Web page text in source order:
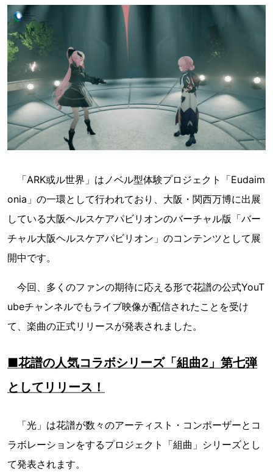
「ARK或ル世界」はノベル型体験プロジェクト「Eudaim
onia」の一環として行われており、大阪・関西万博に出展
している大阪ヘルスケアパビリオンのバーチャル版「バー
チャル大阪ヘルスケアパビリオン」のコンテンツとして展
開中です。
今回、多くのファンの期待に応える形で花譜の公式YouT
ubeチャンネルでもライブ映像が配信されたことを受け
て、楽曲の正式リリースが発表されました。
■花譜の人気コラボシリーズ「組曲2」第七弾
としてリリース！
「光」は花譜が数々のアーティスト・コンポーザーとコ
ラボレーションをするプロジェクト「組曲」シリーズとし
て発表されます。